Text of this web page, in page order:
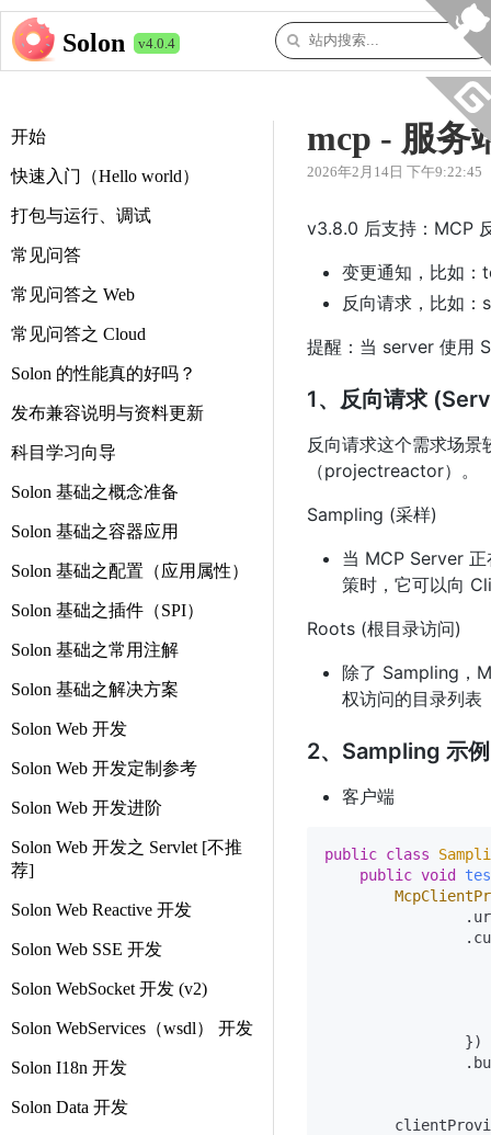
Solon v4.0.4
开始
快速入门（Hello world）
打包与运行、调试
常见问答
常见问答之 Web
常见问答之 Cloud
Solon 的性能真的好吗？
发布兼容说明与资料更新
科目学习向导
Solon 基础之概念准备
Solon 基础之容器应用
Solon 基础之配置（应用属性）
Solon 基础之插件（SPI）
Solon 基础之常用注解
Solon 基础之解决方案
Solon Web 开发
Solon Web 开发定制参考
Solon Web 开发进阶
Solon Web 开发之 Servlet [不推
荐]
Solon Web Reactive 开发
Solon Web SSE 开发
Solon WebSocket 开发 (v2)
Solon WebServices（wsdl） 开发
Solon I18n 开发
Solon Data 开发
mcp - 服务
2026年2月14日 下午9:22:45
v3.8.0 后支持：MCP
变更通知，比如
反向请求，比如
提醒：当 server 使用
1、反向请求
反向请求这个需求场
（projectreactor）。
Sampling (采样)
当 MCP Server
策时，它可以向
Roots (根目录访问)
除了 Sampling，
权访问的目录列表
2、Sampling 示例
客户端
public class
public void
                })